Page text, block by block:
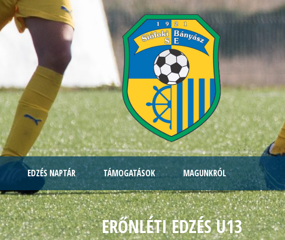
EDZÉS NAPTÁR TÁMOGATÁSOK MAGUNKRÓL
ERŐNLÉTI EDZÉS U13